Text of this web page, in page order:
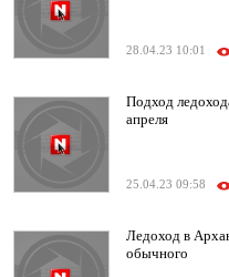
28.04.23 10:01
Подход
апреля
25.04.23 09:58
Ледоход в
обычного